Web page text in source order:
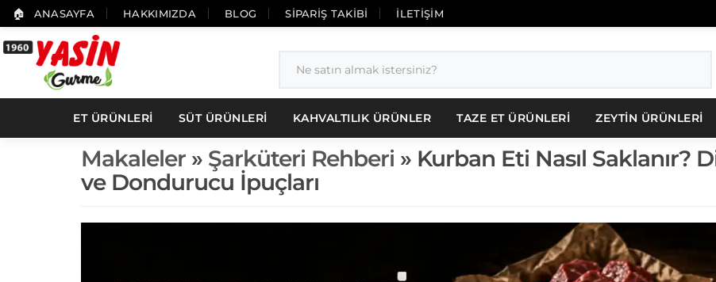
ANASAYFA HAKKIMIZDA BLOG SİPARİŞ TAKİBİ İLETİŞİM
ET ÜRÜNLERİ SÜT ÜRÜNLERİ KAHVALTILIK ÜRÜNLER TAZE ET ÜRÜNLERİ ZEYTİN ÜRÜNLERİ
Makaleler » Şarküteri Rehberi » Kurban Eti Nasıl Saklanır?
ve Dondurucu İpuçları